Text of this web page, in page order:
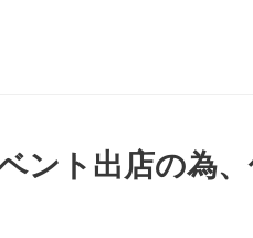
ント出店の為